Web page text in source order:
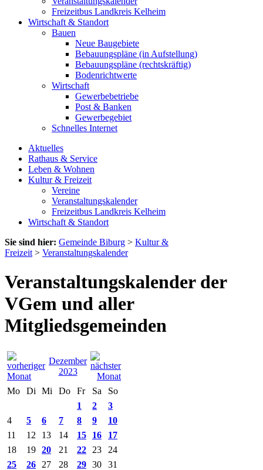
Freizeitbus Landkreis Kelheim
Wirtschaft & Standort
Bauen
Neue Baugebiete
Bebauungspläne (in Aufstellung)
Bebauungspläne (rechtskräftig)
Bodenrichtwerte
Wirtschaft
Gewerbebetriebe
Post & Banken
Gewerbegebiet
Schnelles Internet
Aktuelles
Rathaus & Service
Leben & Wohnen
Kultur & Freizeit
Vereine
Veranstaltungskalender
Freizeitbus Landkreis Kelheim
Wirtschaft & Standort
Sie sind hier: Gemeinde Biburg > Kultur &
Freizeit > Veranstaltungskalender
Veranstaltungskalender der
VGem und aller
Mitgliedsgemeinden
Dezember
2023
Mo
Di Mi Do Fr Sa
So
1
2
3
4
5 6 7 8 9
10
11
12 13 14 15 16
17
18
19 20 21 22 23
24
25
26 27 28 29 30
31